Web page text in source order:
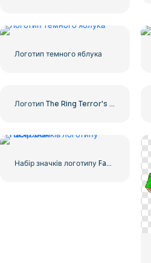
Логотип темного яблука
Логотип The Ring Terror's Realm Чорний квадрат – безкоштовно завантажити PNG
Набір значків логотипу Facebook